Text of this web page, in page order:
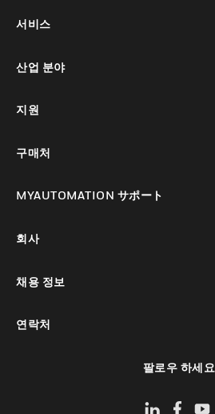
서비스
산업 분야
지원
구매처
MYAUTOMATION サポート
회사
채용 정보
연락처
팔로우 하세요